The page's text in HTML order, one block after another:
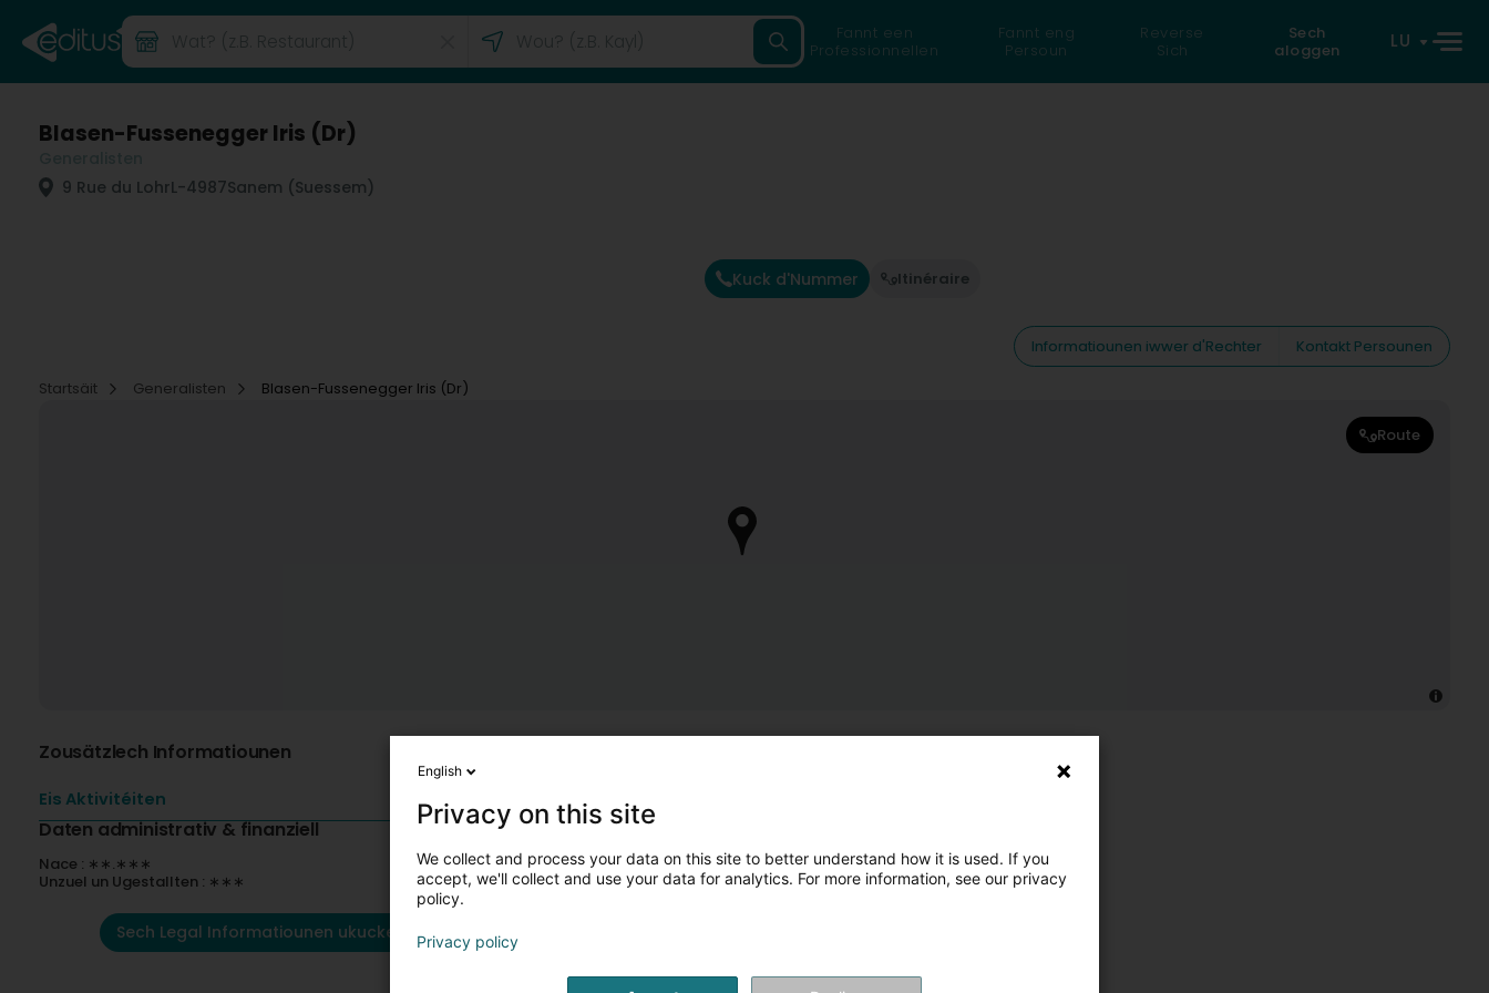
Fannt een
Professionnellen
Fannt eng
Persoun
Reverse
Sich
Sech
aloggen
LU
Blasen-Fussenegger Iris (Dr)
9 Rue du LohrL-4987Sanem (Suessem)
Kuck d'Nummer Itinéraire
Informatiounen iwwer d'Rechter
Kontakt Persounen
Startsäit
Generalisten Blasen-Fussenegger Iris (Dr)
Route
Zousätzlech Informatiounen
Eis Aktivitéiten
Daten administrativ & finanziell
Nace : ∗∗.∗∗∗
Unzuel un Ugestallten : ∗∗∗
Sech Legal Informatiounen ukucken
English
Privacy on this site
We collect and process your data on this site to better understand how it is used. If you
accept, we'll collect and use your data for analytics. For more information, see our privacy
policy.
Privacy policy